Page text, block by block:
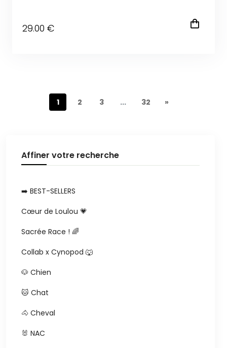
29.00 €
1 2 3 ... 32 »
Affiner votre recherche
➡️ BEST-SELLERS
Cœur de Loulou 💗
Sacrée Race ! 🌈
Collab x Cynopod 🐺
🐶 Chien
🐱 Chat
🐴 Cheval
🐰 NAC